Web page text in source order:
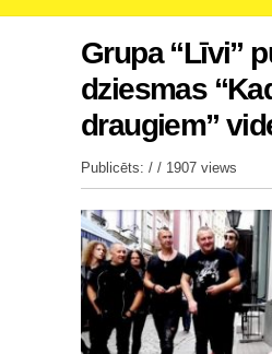
Grupa “Līvi”
dziesmas
draugiem”
Publicēts: / / 1907 views